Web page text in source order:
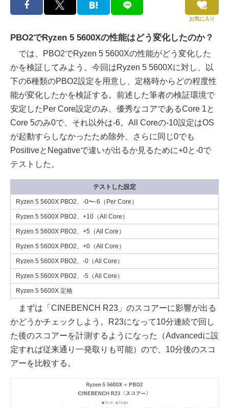
お気に入り
PBO2でRyzen 5 5600Xの性能はどう変化したのか？
では、PBO2でRyzen 5 5600Xの性能がどう変化した
かを検証してみよう。今回はRyzen 5 5600Xに対し、以
下の6種類のPBO2設定を用意し、定格時からどの程度性
能が変化したかを検証する。前述した筆者の検証環境で
安定したPer Core設定のみ、優秀なコアであるCore 1と
Core 5のみ0で、それ以外は-6。All Coreの-10設定はOS
が起動すらしなかったため除外、さらに同じ0でも
PositiveとNegativeで違いが出るか見るために+0と-0で
テストした。
テストした設定
Ryzen 5 5600X PBO2、-0〜-6（Per Core）
Ryzen 5 5600X PBO2、+10（All Core）
Ryzen 5 5600X PBO2、+5（All Core）
Ryzen 5 5600X PBO2、+0（All Core）
Ryzen 5 5600X PBO2、-0（All Core）
Ryzen 5 5600X PBO2、-5（All Core）
Ryzen 5 5600X 定格
まずは「CINEBENCH R23」のスコアーに影響が出る
かどうかチェックしよう。R23になって10分連続で回し
た後のスコアーを計測するようになった（Advancedに設
定すれば従来通り一発取りも可能）ので、10分後のスコ
アーを比較する。